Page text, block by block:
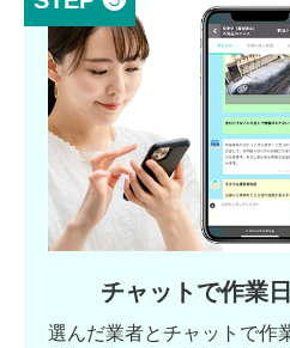
チャットで作業
選んだ業者とチャットで作